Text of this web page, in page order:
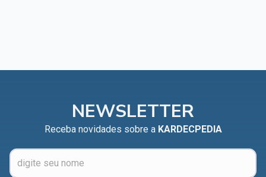
NEWSLETTER
Receba novidades sobre a KARDECPEDIA